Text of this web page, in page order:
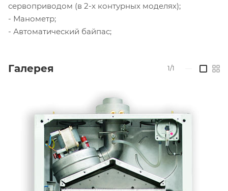
сервоприводом (в 2-х контурных моделях);
- Манометр;
- Автоматический байпас;
Галерея 1/1